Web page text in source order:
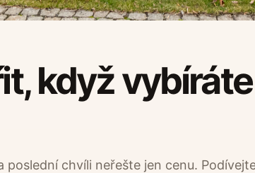
když
chvíli neřešte jen cenu.